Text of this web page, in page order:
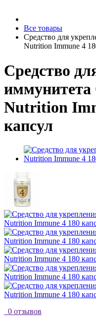
Все товары
Средство для
Nutrition Immune 4
Средство
Nutrition
капсул
0 отзывов